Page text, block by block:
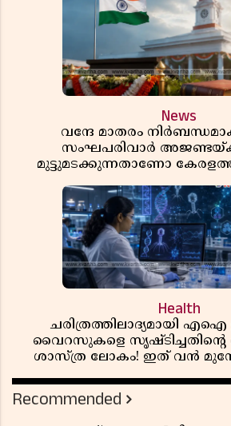
News
വന്ദേ മാതരം
സംഘപരിവാർ
മുട്ടുമടക്കുന്നതാണോ
Health
ചരിത്രത്തിലാദ്യമായി
വൈറസുകളെ
ശാസ്ത്ര ലോകം! ഇത് വൻ
Recommended